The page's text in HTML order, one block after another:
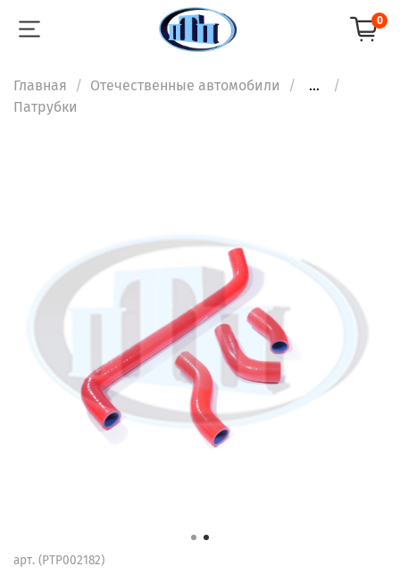
0
Главная Отечественные автомобили
...
Патрубки
арт. (PTP002182)